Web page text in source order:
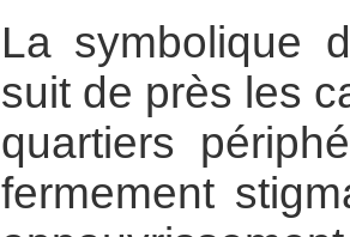
La symbolique
suit de près les
quartiers
fermement